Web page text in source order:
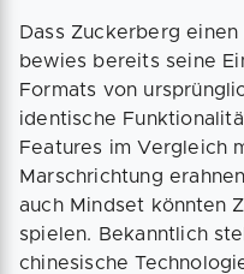
Dass Zuckerberg
bewies bereits seine
Formats von
identische
Features im Vergleich
Marschrichtung
auch Mindset könnten
spielen. Bekanntlich
chinesische